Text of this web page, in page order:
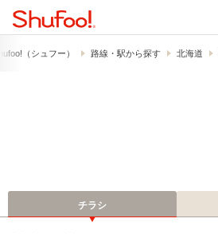
（シュフー） 路線・駅から探す 北海道
チラシ